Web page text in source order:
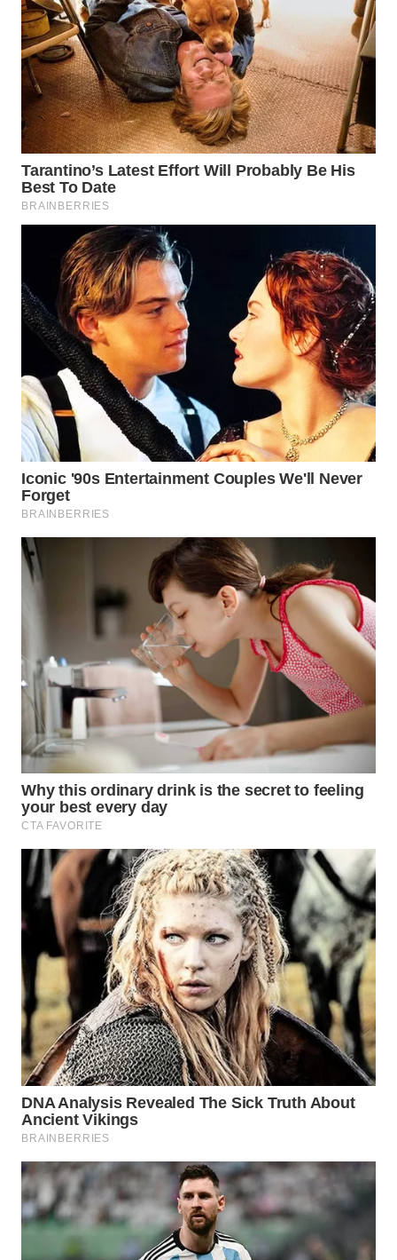
WN
PRIANGAN
TIMUR
WN
SEMARANG
WN
SOLO
WN
BOROBUDUR
WN
MADURA
WN
SURABAYA
WN
NATUNA
WN
BINTAN
MANDALIKA
WN
LIKUPANG
WN
LABUANBAJO
WN
BORNEO
Wahana
Media
Group
WAHANA
NEWS
WAHANA
TANI
WAHANA
ADVOKAT
WAHANA
INFRASTRUKTUR
WAHANA
KONSUMEN
WAHANA